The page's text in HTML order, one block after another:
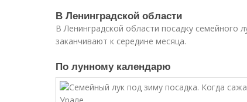
В Ленинградской области
В Ленинградской области посадку семейного
заканчивают к середине месяца.
По лунному календарю